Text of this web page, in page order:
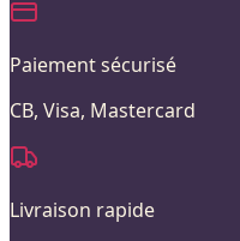
Paiement sécurisé
CB, Visa, Mastercard
Livraison rapide